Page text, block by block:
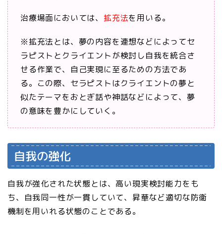
治療場面においては、 拡充法を用いる。
※拡充法とは、夢の内容を連想などによってセ
ラピストとクライエントが検討し自我を統合さ
せる作業で、自己実現に至るための方法であ
る。この際、セラピストはクライエントの夢と
似たテーマをおとぎ話や神話などによって、夢
の意味を豊かにしていく。
自我の強化
自我が強化された状態とは、高い現実検討能力をも
ち、自我同一性が一貫していて、昇華など適切な防衛
機制を用いれる状態のことである。